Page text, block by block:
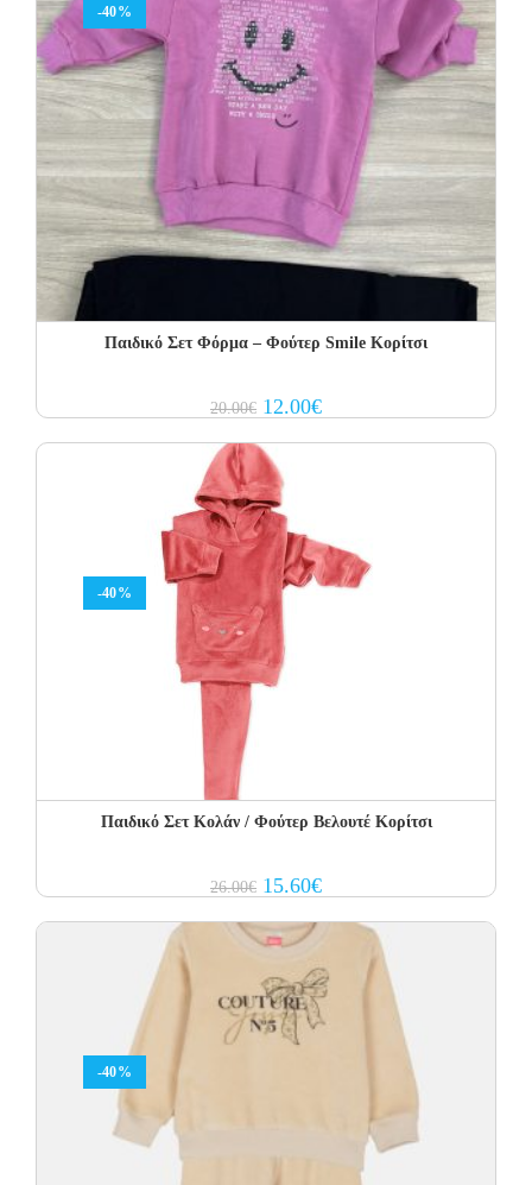
-40%
Παιδικό Σετ Φόρμα – Φούτερ Smile Κορίτσι
20.00€ Original
price
20.00€.
12.00€Current
price
-40%
Παιδικό Σετ Κολάν / Φούτερ Βελουτέ Κορίτσι
26.00€ Original
price
26.00€.
15.60€Current
price
15.60€.
-40%